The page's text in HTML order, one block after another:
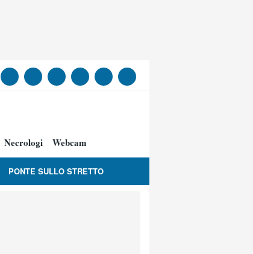
Necrologi Webcam
PONTE SULLO STRETTO